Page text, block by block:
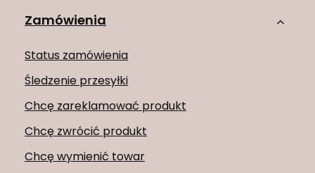
Zamówienia
Status zamówienia
Śledzenie przesyłki
Chcę zareklamować produkt
Chcę zwrócić produkt
Chcę wymienić towar